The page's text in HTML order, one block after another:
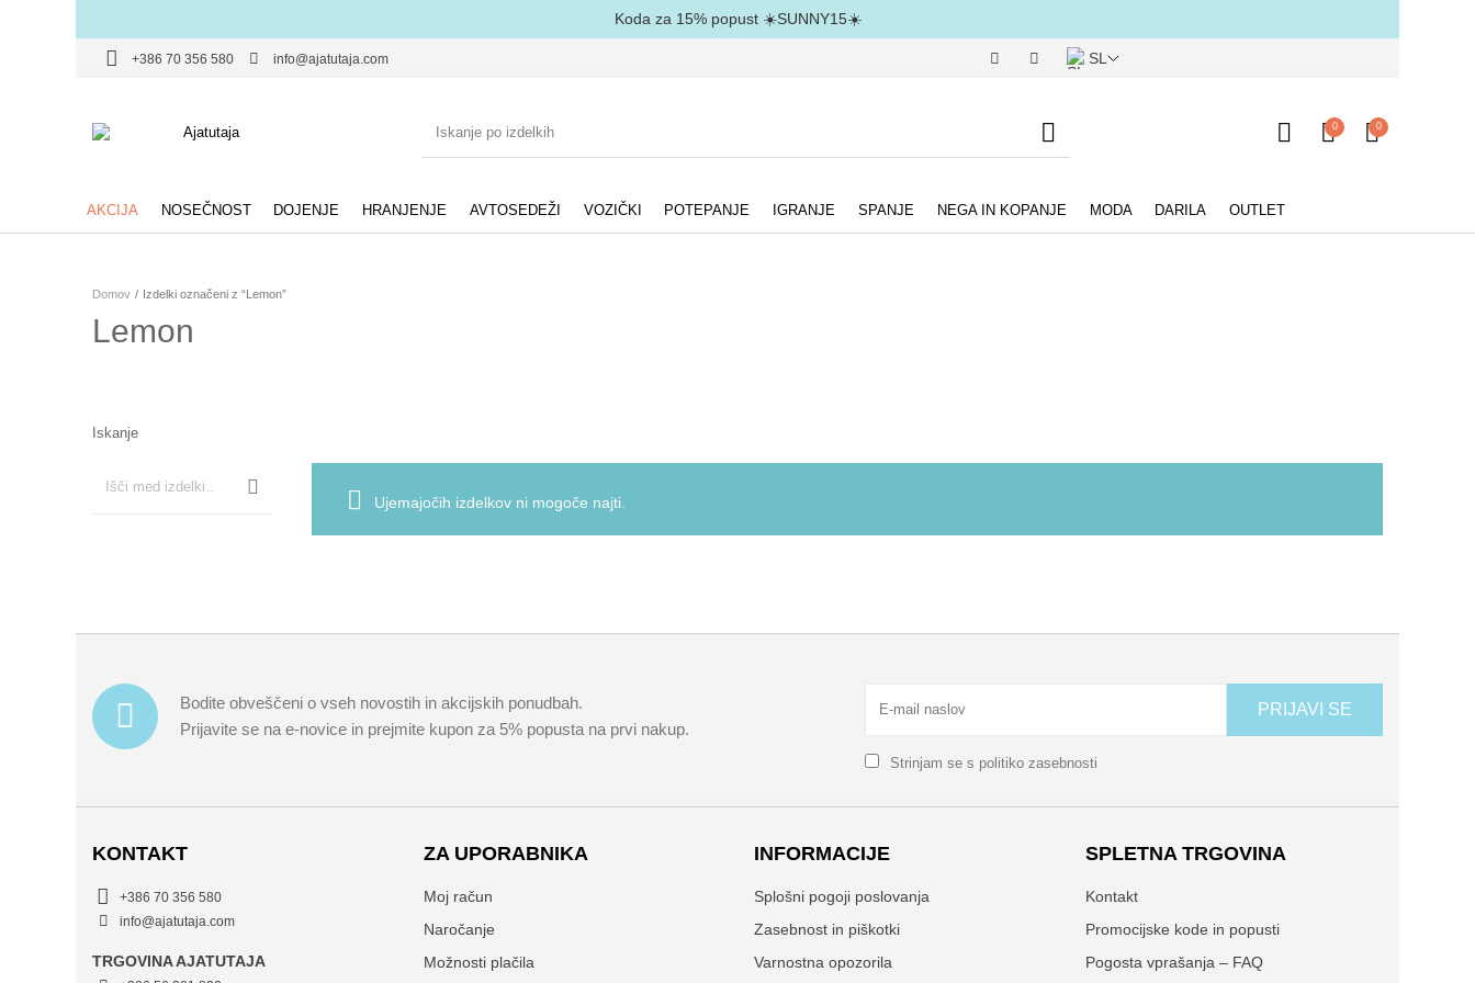
Koda za 15% popust ☀️SUNNY15☀️
+386 70 356 580 info@ajatutaja.com SL
0 0
AKCIJA NOSEČNOST DOJENJE HRANJENJE AVTOSEDEŽI VOZIČKI POTEPANJE IGRANJE SPANJE NEGA IN KOPANJE MODA DARILA OUTLET
Domov / Izdelki označeni z “Lemon”
Lemon
Iskanje
Ujemajočih izdelkov ni mogoče najti.
Bodite obveščeni o vseh novostih in akcijskih ponudbah.
Prijavite se na e-novice in prejmite kupon za 5% popusta na prvi nakup.
PRIJAVI SE
Strinjam se s politiko zasebnosti
KONTAKT
+386 70 356 580
info@ajatutaja.com
TRGOVINA AJATUTAJA
ZA UPORABNIKA
Moj račun
Naročanje
Možnosti plačila
INFORMACIJE
Splošni pogoji poslovanja
Zasebnost in piškotki
Varnostna opozorila
SPLETNA TRGOVINA
Kontakt
Promocijske kode in popusti
Pogosta vprašanja – FAQ